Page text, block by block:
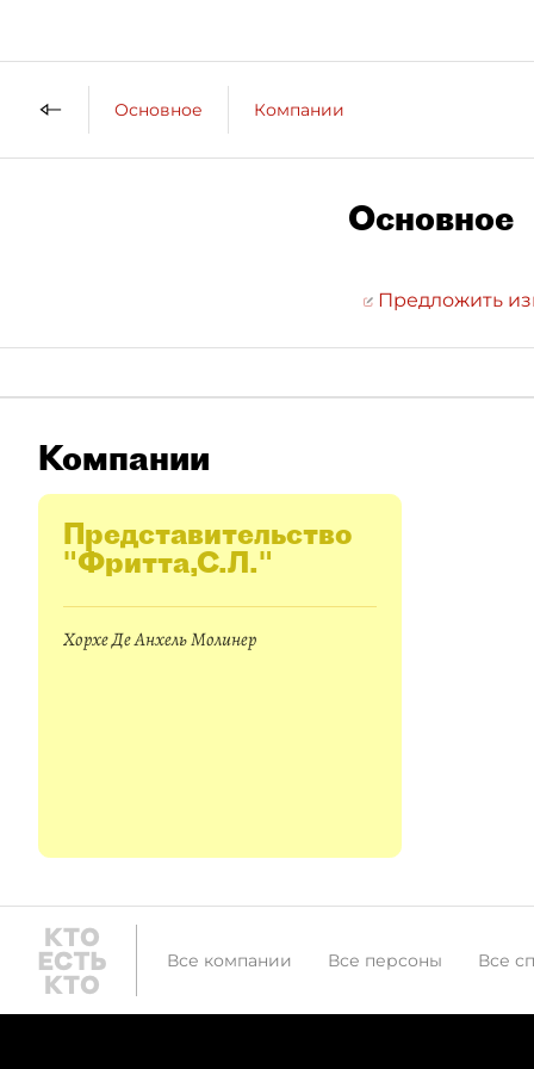
Основное Компании
Основное
Предложить
Компании
Представительство
"Фритта,С.Л."
Хорхе Де Анхель Молинер
Все компании Все персоны Все